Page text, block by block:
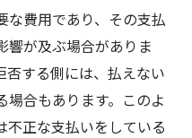
な費用であり、その支払
響が及ぶ場合がありま
否する側には、払えない
合もあります。このよ
不正な支払いをしている